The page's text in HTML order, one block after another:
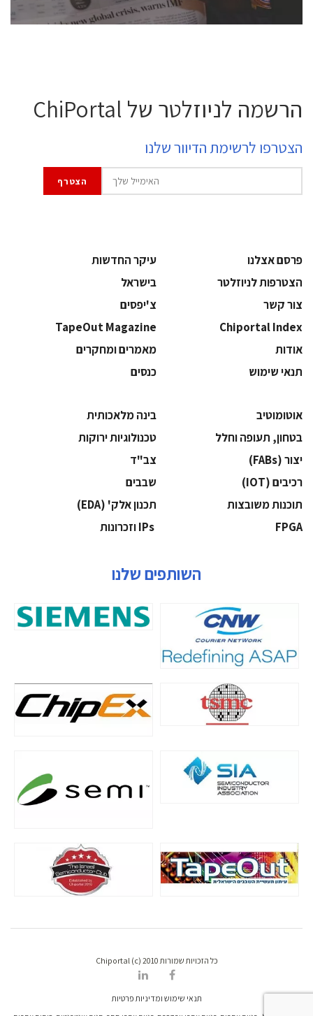
הרשמה לניוזלטר של ChiPortal
הצטרפו לרשימת הדיוור שלנו
פרסם אצלנו
עיקר החדשות
הצטרפות לניוזלטר
בישראל
צור קשר
צ'יפסים
Chiportal Index
TapeOut Magazine
אודות
מאמרים ומחקרים
תנאי שימוש
כנסים
אוטומוטיב
בינה מלאכותית
בטחון, תעופה וחלל
‫טכנולוגיות ירוקות‬
‫יצור (‪(FABs‬‬
‫צב"ד‬
‫רכיבים‬ (IOT)
‫שבבים‬
‫תוכנות משובצות‬
‫תכנון אלק' (‪(EDA‬‬
‫‪FPGA‬‬
השותפים שלנו
כל הזכויות שמורות Chiportal (c) 2010
תנאי שימוש ומדיניות פרטיות